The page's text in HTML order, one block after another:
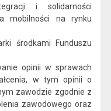
i solidarności
mobilności na rynku
środkami Funduszu
opinii w sprawach
w tym opinii o
zawodzie zgodnie z
zawodowego oraz